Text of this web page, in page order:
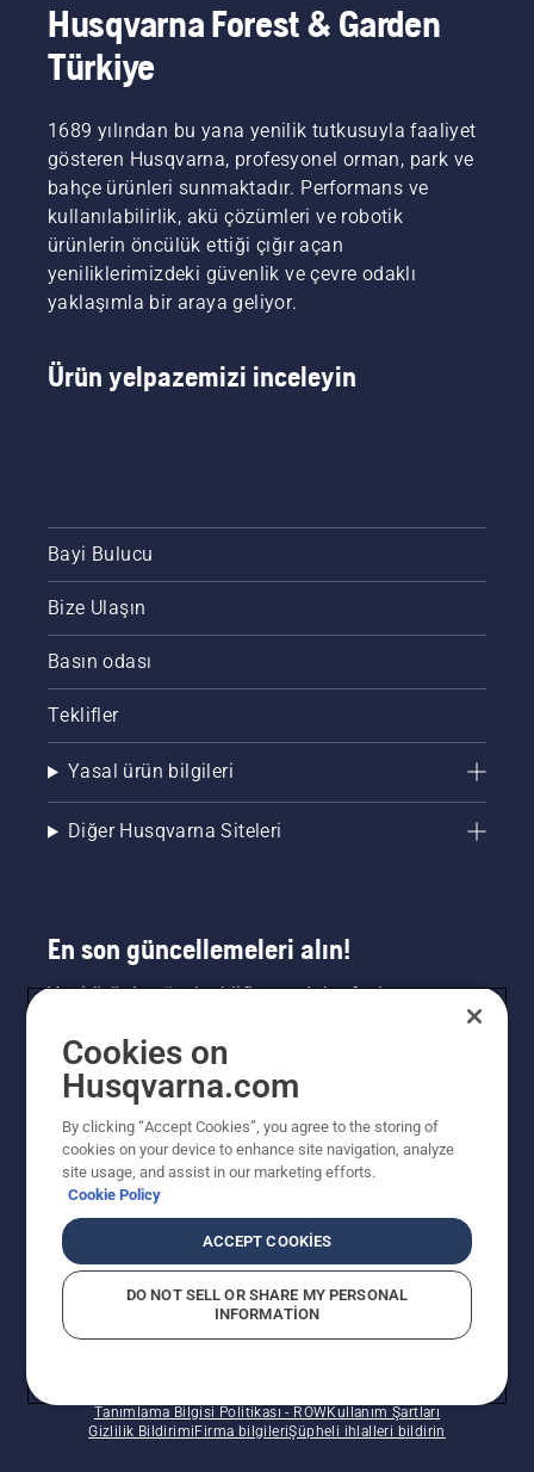
Husqvarna Forest & Garden
Türkiye
1689 yılından bu yana yenilik tutkusuyla faaliyet
gösteren Husqvarna, profesyonel orman, park ve
bahçe ürünleri sunmaktadır. Performans ve
kullanılabilirlik, akü çözümleri ve robotik
ürünlerin öncülük ettiği çığır açan
yeniliklerimizdeki güvenlik ve çevre odaklı
yaklaşımla bir araya geliyor.
Ürün yelpazemizi inceleyin
Bayi Bulucu
Bize Ulaşın
Basın odası
Teklifler
Yasal ürün bilgileri
Diğer Husqvarna Siteleri
En son güncellemeleri alın!
Yeni ürünler, özel teklifler ve daha fazlası
buradan kaydolun.
Tanımlama Bilgisi Politikası - ROWKullanım Şartları
Gizlilik Bildirimi Firma bilgileriŞüpheli ihlalleri bildirin
Cookies on
Husqvarna.com
By clicking “Accept Cookies”, you agree to the storing of
cookies on your device to enhance site navigation, analyze
site usage, and assist in our marketing efforts.
Cookie Policy
ACCEPT COOKIES
DO NOT SELL OR SHARE MY PERSONAL
INFORMATION